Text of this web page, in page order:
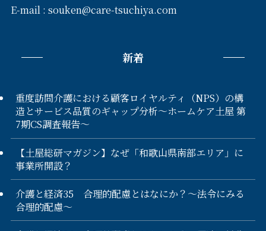
E-mail : souken@care-tsuchiya.com
新着
重度訪問介護における顧客ロイヤルティ（NPS）の構
造とサービス品質のギャップ分析〜ホームケア土屋 第
7期CS調査報告〜
【土屋総研マガジン】なぜ「和歌山県南部エリア」に
事業所開設？
介護と経済35 合理的配慮とはなにか？～法令にみる
合理的配慮～